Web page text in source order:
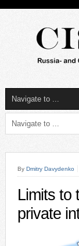
By Dmitry Davydenko
Limits to
private